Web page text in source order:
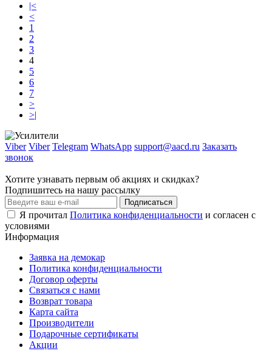
|<
<
1
2
3
4
5
6
7
>
>|
Viber Viber Telegram WhatsApp support@aacd.ru Заказать
звонок
Хотите узнавать первым об акциях и скидках?
Подпишитесь на нашу рассылку
Подписаться
Я прочитал Политика конфиденциальности и согласен с
условиями
Информация
Заявка на демокар
Политика конфиденциальности
Договор оферты
Связаться с нами
Возврат товара
Карта сайта
Производители
Подарочные сертификаты
Акции